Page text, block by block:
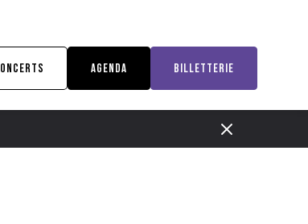
AGENDA BILLETTERIE